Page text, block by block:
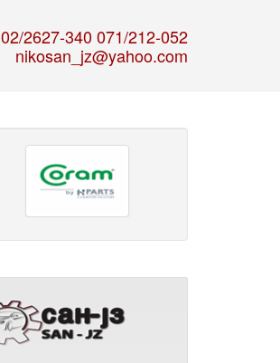
02/2627-340 071/212-052
nikosan_jz@yahoo.com